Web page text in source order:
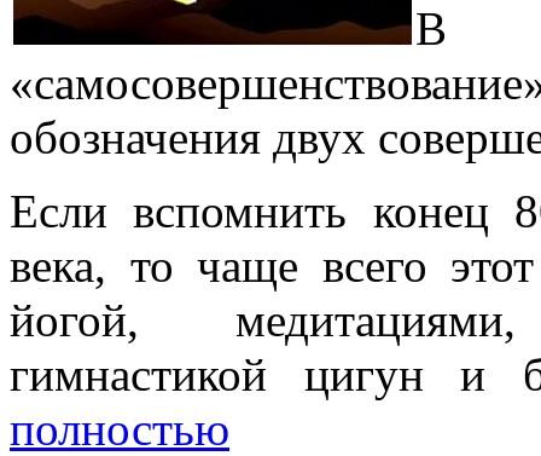
В
обозначения двух
Если вспомнить конец
века, то чаще всего
йогой,
гимнастикой цигун и
полностью